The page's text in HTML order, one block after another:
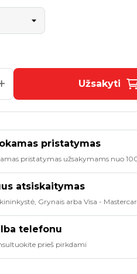
Užsakyti
pristatymas
pristatymas užsakymams nuo
atsiskaitymas
Grynais arba Visa -
telefonu
prieš pirkdami